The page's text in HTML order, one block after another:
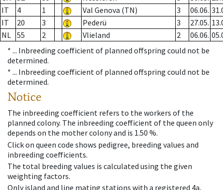
IT
4 1 Val Genova (TN) 3 06.06.
IT
20 3 Pederü 3 27.05.
NL 55 2 Vlieland 2 06.06.
* ... Inbreeding coefficient of planned offspring could not be
determined.
* ... Inbreeding coefficient of planned offspring could not be
determined.
Notice
The inbreeding coefficient refers to the workers of the
planned colony. The inbreeding coefficient of the queen only
depends on the mother colony and is 1.50 %.
Click on queen code shows pedigree, breeding values and
inbreeding coefficients.
The total breeding values is calculated using the given
weighting factors.
Only island and line mating stations with a registered 4a,